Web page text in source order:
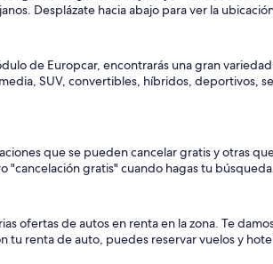
Desplázate hacia abajo para ver la
de Europcar, encontrarás una gran
SUV, convertibles, híbridos, deportivos,
que se pueden cancelar gratis y otras
"cancelación gratis" cuando hagas tu
ofertas de autos en renta en la zona. Te
renta de auto, puedes reservar vuelos y